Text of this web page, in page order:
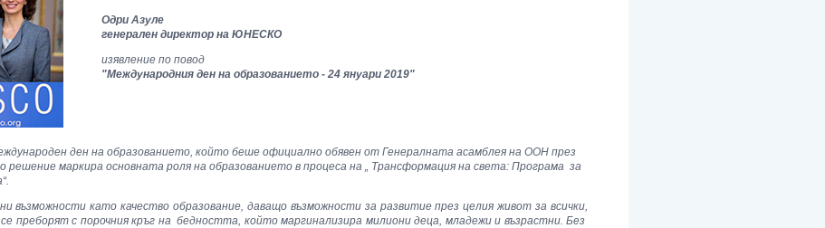
Одри Азуле
генерален директор на ЮНЕСКО
изявление по повод
"Международния ден на образованието - 24 януари 2019"
ден на образованието, който беше официално обявен от Генералната асамблея на ООН през
решение маркира основната роля на образованието в процеса на „ Трансформация на света: Програма за
възможности като качество образование, даващо възможности за развитие през целия живот за всички,
преборят с порочния кръг на бедността, който маргинализира милиони деца, младежи и възрастни. Без